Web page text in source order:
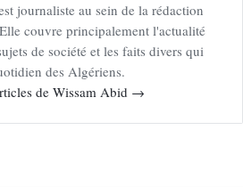
journaliste au sein de la rédaction
couvre principalement l'actualité
de société et les faits divers qui
des Algériens.
de Wissam Abid →